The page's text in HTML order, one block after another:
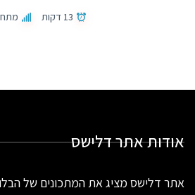
13 דקות
אודות אתר דלישס
אתר דלישס מציג את המתכונים של